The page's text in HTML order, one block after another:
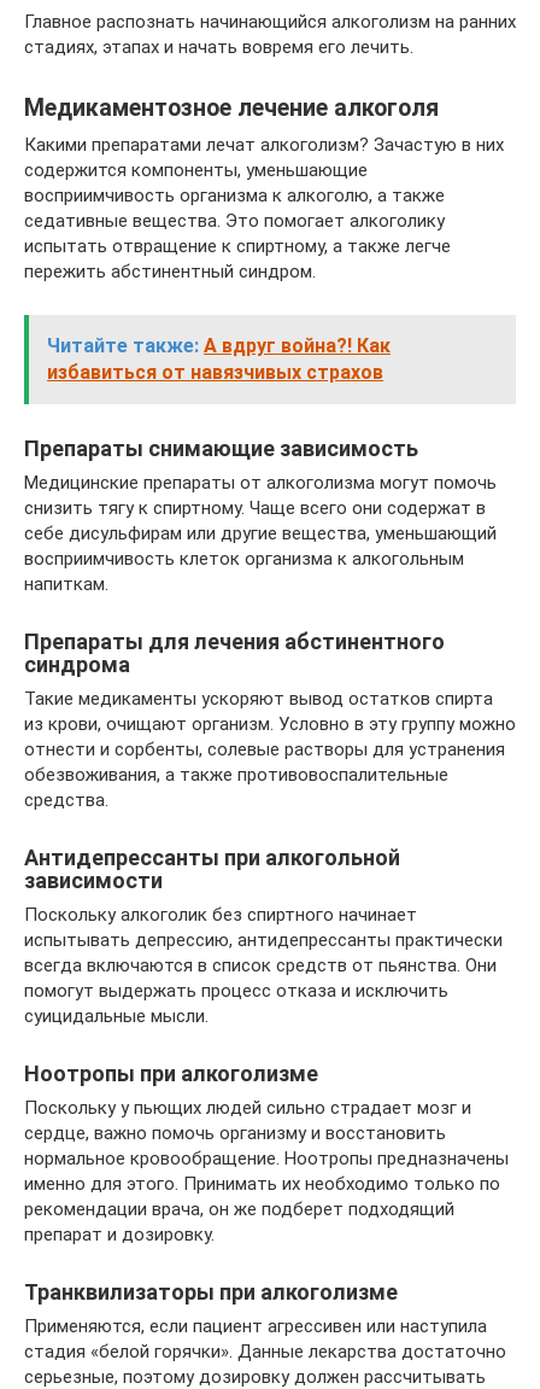
Главное распознать начинающийся алкоголизм на ранних
стадиях, этапах и начать вовремя его лечить.
Медикаментозное лечение алкоголя
Какими препаратами лечат алкоголизм? Зачастую в них
содержится компоненты, уменьшающие
восприимчивость организма к алкоголю, а также
седативные вещества. Это помогает алкоголику
испытать отвращение к спиртному, а также легче
пережить абстинентный синдром.
Читайте также: А вдруг война?! Как
избавиться от навязчивых страхов
Препараты снимающие зависимость
Медицинские препараты от алкоголизма могут помочь
снизить тягу к спиртному. Чаще всего они содержат в
себе дисульфирам или другие вещества, уменьшающий
восприимчивость клеток организма к алкогольным
напиткам.
Препараты для лечения абстинентного
синдрома
Такие медикаменты ускоряют вывод остатков спирта
из крови, очищают организм. Условно в эту группу можно
отнести и сорбенты, солевые растворы для устранения
обезвоживания, а также противовоспалительные
средства.
Антидепрессанты при алкогольной
зависимости
Поскольку алкоголик без спиртного начинает
испытывать депрессию, антидепрессанты практически
всегда включаются в список средств от пьянства. Они
помогут выдержать процесс отказа и исключить
суицидальные мысли.
Ноотропы при алкоголизме
Поскольку у пьющих людей сильно страдает мозг и
сердце, важно помочь организму и восстановить
нормальное кровообращение. Ноотропы предназначены
именно для этого. Принимать их необходимо только по
рекомендации врача, он же подберет подходящий
препарат и дозировку.
Транквилизаторы при алкоголизме
Применяются, если пациент агрессивен или наступила
стадия «белой горячки». Данные лекарства достаточно
серьезные, поэтому дозировку должен рассчитывать